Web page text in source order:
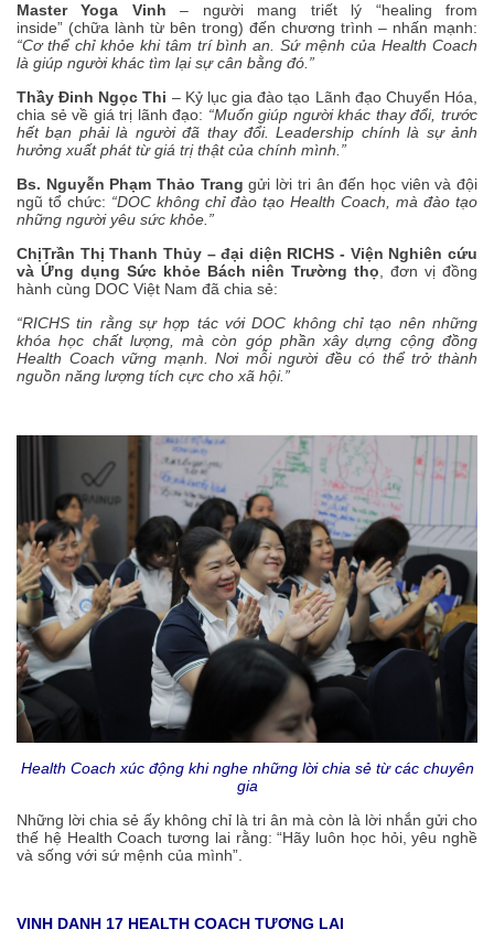
Master Yoga Vinh– người mang triết lý “healing from
inside” (chữa lành từ bên trong) đến chương trình – nhấn mạnh:
“Cơ thể chỉ khỏe khi tâm trí bình an. Sứ mệnh của Health Coach
là giúp người khác tìm lại sự cân bằng đó.”
Thầy Đinh Ngọc Thi – Kỷ lục gia đào tạo Lãnh đạo Chuyển Hóa,
chia sẻ về giá trị lãnh đạo: “Muốn giúp người khác thay đổi, trước
hết bạn phải là người đã thay đổi. Leadership chính là sự ảnh
hưởng xuất phát từ giá trị thật của chính mình.”
Bs. Nguyễn Phạm Thảo Tranggửi lời tri ân đến học viên và đội
ngũ tổ chức: “DOC không chỉ đào tạo Health Coach, mà đào tạo
những người yêu sức khỏe.”
ChịTrần Thị Thanh Thủy – đại diện RICHS - Viện Nghiên cứu
và Ứng dụng Sức khỏe Bách niên Trường thọ, đơn vị đồng
hành cùng DOC Việt Nam đã chia sẻ:
“RICHS tin rằng sự hợp tác với DOC không chỉ tạo nên những
khóa học chất lượng, mà còn góp phần xây dựng cộng đồng
Health Coach vững mạnh. Nơi mỗi người đều có thể trở thành
nguồn năng lượng tích cực cho xã hội.”
Health Coach xúc động khi nghe những lời chia sẻ từ các chuyên
gia
Những lời chia sẻ ấy không chỉ là tri ân mà còn là lời nhắn gửi cho
thế hệ Health Coach tương lai rằng: “Hãy luôn học hỏi, yêu nghề
và sống với sứ mệnh của mình”.
VINH DANH 17 HEALTH COACH TƯƠNG LAI